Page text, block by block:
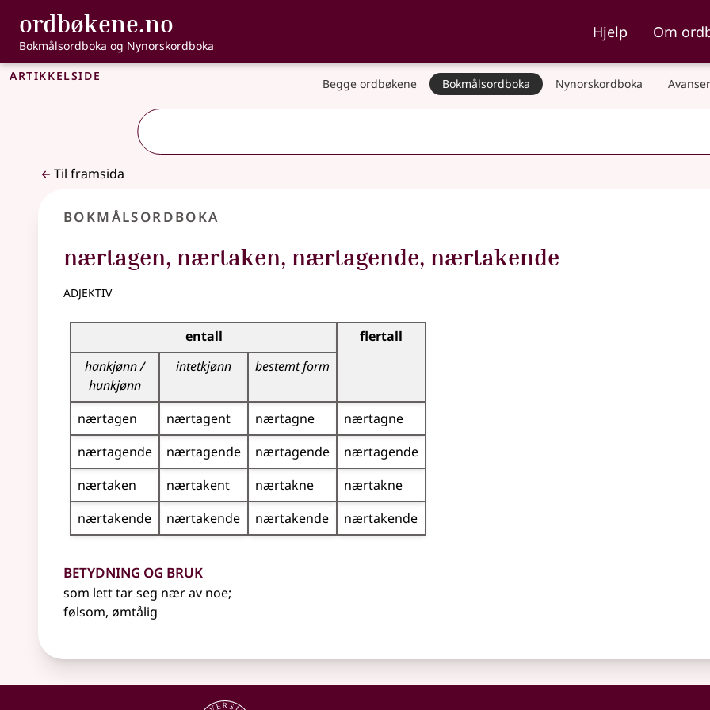
Gå til hovudinnhald
Tilgjenge
ordbøkene.no , Bokmålsordboka og Nynorskordboka
Bokmålsordboka og Nynorskordboka
Hjelp Om
Artikkelside Begge ordbøkene Bokmålsordboka Nynorskordboka
Til framsida
Bokmålsordboka
nærtagen, nærtaken, nærtagende, nærtakende
adjektiv
Bøyingstabell for dette adjektivet
entall
flertall
hankjønn /
hunkjønn
intetkjønn bestemt form
nærtagen nærtagent nærtagne
nærtagne
nærtagende
nærtagende nærtagende
nærtagende
nærtaken
nærtakent nærtakne
nærtakne
nærtakende
nærtakende nærtakende nærtakende
Betydning og bruk
som lett tar seg nær av noe;
følsom, ømtålig